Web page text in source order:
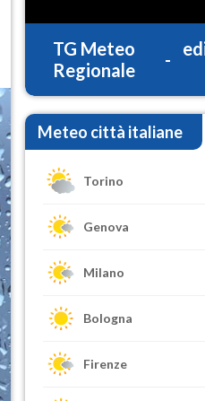
TG Meteo
Regionale
-
Meteo città italiane
Torino
Genova
Milano
Bologna
Firenze